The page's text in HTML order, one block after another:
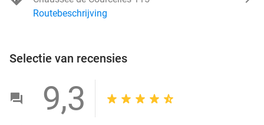
Routebeschrijving
Selectie van recensies
9,3